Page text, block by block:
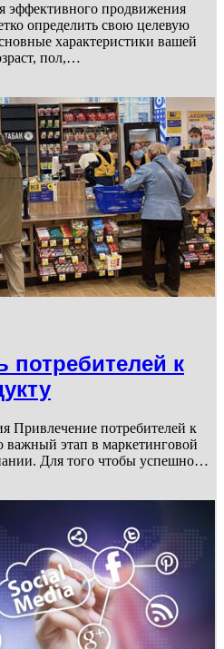
эффективного продвижения
определить свою целевую
характеристики вашей
пол,…
потребителей к
Привлечение потребителей к
важный этап в маркетинговой
Для того чтобы успешно…